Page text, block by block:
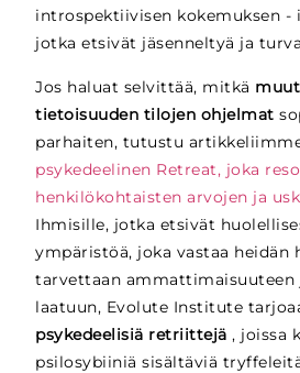
introspektiivisen kokemuksen -
jotka etsivät jäsenneltyä ja
Jos haluat selvittää, mitkä
tietoisuuden tilojen ohjelmat
parhaiten, tutustu
psykedeelinen Retreat, joka
henkilökohtaisten arvojen ja
Ihmisille, jotka etsivät
ympäristöä, joka vastaa heidän
tarvettaan ammattimaisuuteen
laatuun, Evolute Institute
psykedeelisiä retriittejä , joissa
psilosybiiniä sisältäviä